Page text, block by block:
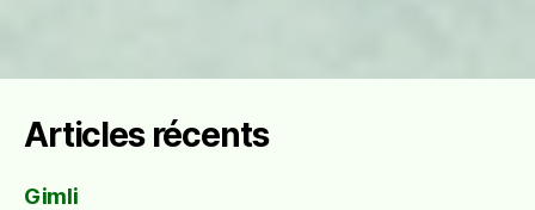
Articles récents
Gimli